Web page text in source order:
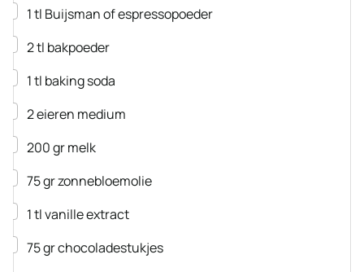
▢
1tl Buijsman of espressopoeder
▢
2tl bakpoeder
▢
1tl baking soda
▢
2eieren medium
▢
200grmelk
▢
75grzonnebloemolie
▢
1tlvanille extract
▢
75grchocoladestukjes